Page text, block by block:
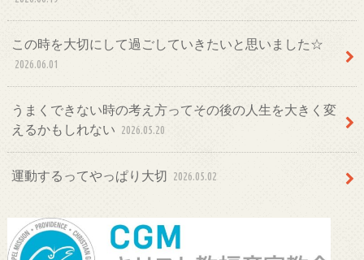
この時を大切にして過ごしていきたいと思いました☆
2026.06.01
うまくできない時の考え方ってその後の人生を大きく変
えるかもしれない 2026.05.20
運動するってやっぱり大切 2026.05.02